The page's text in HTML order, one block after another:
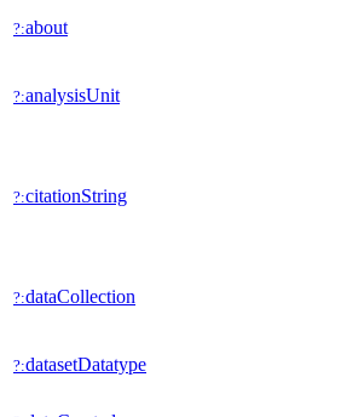
?:about
?:analysisUnit
?:citationString
?:dataCollection
?:datasetDatatype